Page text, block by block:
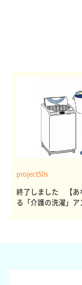
project50s
終了しました 【あ
る「介護の洗濯」